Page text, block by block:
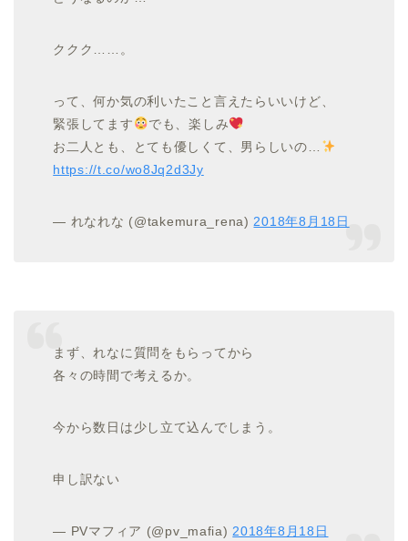
ククク……。
って、何か気の利いたこと言えたらいいけど、
緊張してます
でも、楽しみ
お二人とも、とても優しくて、男らしいの…
https://t.co/wo8Jq2d3Jy
— れなれな (@takemura_rena)2018年8月18日
まず、れなに質問をもらってから
各々の時間で考えるか。
今から数日は少し立て込んでしまう。
申し訳ない
— PVマフィア (@pv_mafia) 2018年8月18日